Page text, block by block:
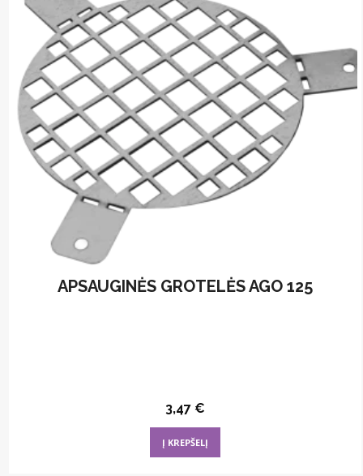
may
be
chosen
on
the
product
page
APSAUGINĖS GROTELĖS AGO 125
3,47 €
Į KREPŠELĮ